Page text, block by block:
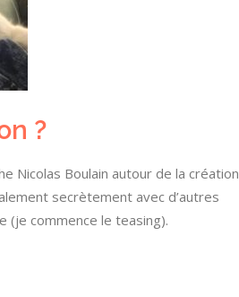
?
Nicolas Boulain autour de la création
secrètement avec d’autres
(je commence le teasing).